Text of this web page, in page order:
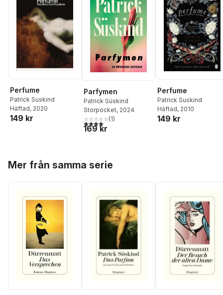
Perfume
Patrick Suskind
Häftad, 2020
149 kr
Parfymen
Patrick Süskind
Storpocket, 2024
4,0utav 5 stjärnor. Totalt antal röster:
(1)
169 kr
Perfume
Patrick Suskind
Häftad, 2010
149 kr
Mer från samma serie